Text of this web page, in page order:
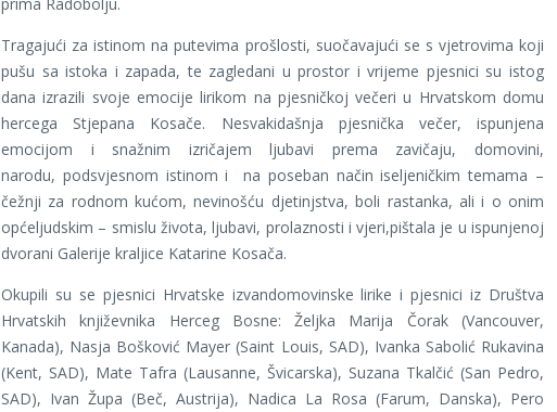
Tragajući za istinom na putevima prošlosti, suočavajući se s vjetrovima koji
pušu sa istoka i zapada, te zagledani u prostor i vrijeme pjesnici su istog
dana izrazili svoje emocije lirikom na pjesničkoj večeri u Hrvatskom domu
hercega Stjepana Kosače. Nesvakidašnja pjesnička večer, ispunjena
emocijom i snažnim izričajem ljubavi prema zavičaju, domovini,
narodu, podsvjesnom istinom i na poseban način iseljeničkim temama –
čežnji za rodnom kućom, nevinošću djetinjstva, boli rastanka, ali i o onim
općeljudskim – smislu života, ljubavi, prolaznosti i vjeri,pištala je u ispunjenoj
dvorani Galerije kraljice Katarine Kosača.
Okupili su se pjesnici Hrvatske izvandomovinske lirike i pjesnici iz Društva
Hrvatskih književnika Herceg Bosne: Željka Marija Čorak (Vancouver,
Kanada), Nasja Bošković Mayer (Saint Louis, SAD), Ivanka Sabolić Rukavina
(Kent, SAD), Mate Tafra (Lausanne, Švicarska), Suzana Tkalčić (San Pedro,
SAD), Ivan Župa (Beč, Austrija), Nadica La Rosa (Farum, Danska), Pero